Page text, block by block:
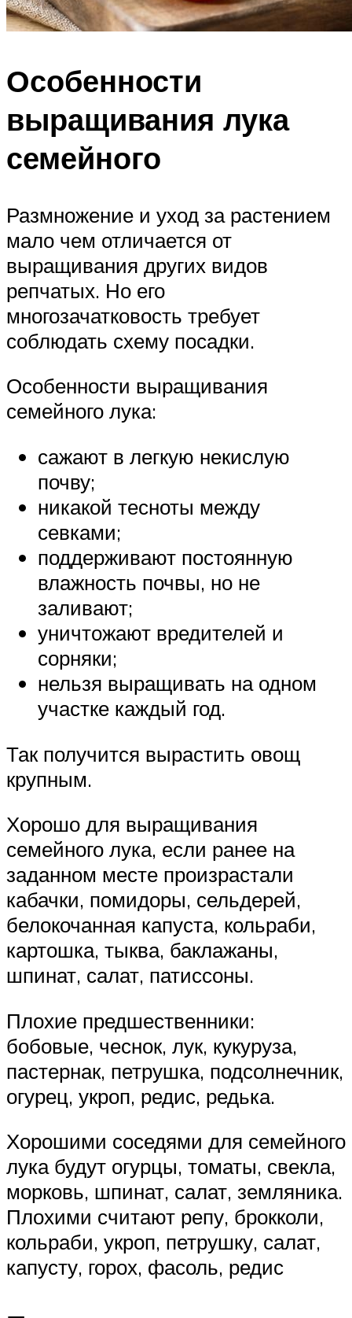
Особенности
выращивания лука
семейного
Размножение и уход за растением
мало чем отличается от
выращивания других видов
репчатых. Но его
многозачатковость требует
соблюдать схему посадки.
Особенности выращивания
семейного лука:
сажают в легкую некислую
почву;
никакой тесноты между
севками;
поддерживают постоянную
влажность почвы, но не
заливают;
уничтожают вредителей и
сорняки;
нельзя выращивать на одном
участке каждый год.
Так получится вырастить овощ
крупным.
Хорошо для выращивания
семейного лука, если ранее на
заданном месте произрастали
кабачки, помидоры, сельдерей,
белокочанная капуста, кольраби,
картошка, тыква, баклажаны,
шпинат, салат, патиссоны.
Плохие предшественники:
бобовые, чеснок, лук, кукуруза,
пастернак, петрушка, подсолнечник,
огурец, укроп, редис, редька.
Хорошими соседями для семейного
лука будут огурцы, томаты, свекла,
морковь, шпинат, салат, земляника.
Плохими считают репу, брокколи,
кольраби, укроп, петрушку, салат,
капусту, горох, фасоль, редис